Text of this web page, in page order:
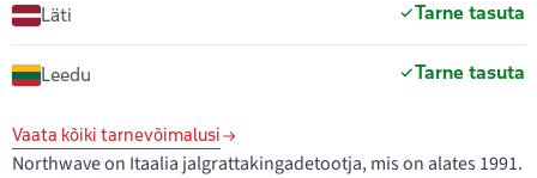
Läti Tarne tasuta
Leedu Tarne tasuta
Vaata kõiki tarnevõimalusi
Northwave on Itaalia jalgrattakingadetootja, mis on alates 1991.